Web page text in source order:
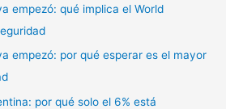
empezó: qué implica el World
empezó: por qué esperar es el mayor
por qué solo el 6% está